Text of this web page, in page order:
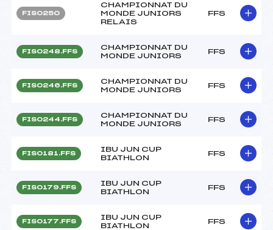
FIS0250
CHAMPIONNAT DU
MONDE JUNIORS
RELAIS
FFS
FIS0248.FFS
CHAMPIONNAT DU
MONDE JUNIORS
FFS
FIS0246.FFS
CHAMPIONNAT DU
MONDE JUNIORS
FFS
FIS0244.FFS
CHAMPIONNAT DU
MONDE JUNIORS
FFS
FIS0181.FFS
IBU JUN CUP
BIATHLON
FFS
FIS0179.FFS
IBU JUN CUP
BIATHLON
FFS
FIS0177.FFS
IBU JUN CUP
BIATHLON
FFS